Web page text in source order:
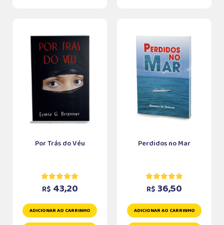
Por Trás do Véu
R$ 43,20
ADICIONAR AO CARRINHO
Perdidos no Mar
R$ 36,50
ADICIONAR AO CARRINHO